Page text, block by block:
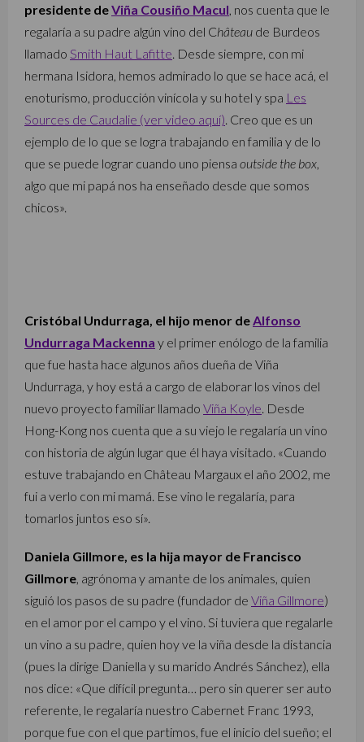
presidente deViña Cousiño Macul , nos cuenta que le
regalaría a su padre algún vino del Château de Burdeos
llamado Smith Haut Lafitte . Desde siempre, con mi
hermana Isidora, hemos admirado lo que se hace acá, el
enoturismo, producción vinícola y su hotel y spa Les
Sources de Caudalie (ver video aquí) . Creo que es un
ejemplo de lo que se logra trabajando en familia y de lo
que se puede lograr cuando uno piensa outside the box,
algo que mi papá nos ha enseñado desde que somos
chicos».
Cristóbal Undurraga, el hijo menor de Alfonso
Undurraga Mackenna y el primer enólogo de la familia
que fue hasta hace algunos años dueña de Viña
Undurraga, y hoy está a cargo de elaborar los vinos del
nuevo proyecto familiar llamado Viña Koyle . Desde
Hong-Kong nos cuenta que a su viejo le regalaría un vino
con historia de algún lugar que él haya visitado. «Cuando
estuve trabajando en Château Margaux el año 2002, me
fui a verlo con mi mamá. Ese vino le regalaría, para
tomarlos juntos eso sí».
Daniela Gillmore, es la hija mayor de Francisco
Gillmore , agrónoma y amante de los animales, quien
siguió los pasos de su padre (fundador de Viña Gillmore)
en el amor por el campo y el vino. Si tuviera que regalarle
un vino a su padre, quien hoy ve la viña desde la distancia
(pues la dirige Daniella y su marido Andrés Sánchez), ella
nos dice: «Que difícil pregunta… pero sin querer ser auto
referente, le regalaría nuestro Cabernet Franc 1993,
porque fue con el que partimos, fue el inicio del sueño; el